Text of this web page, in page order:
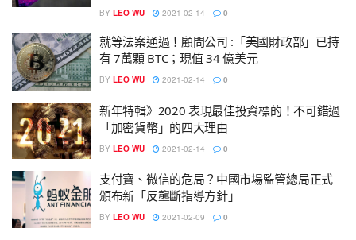
BY LEO WU 2021-02-14 0
就等法案通過！顧問公司 :「美國財政部」已持
有 7萬顆 BTC；現值 34 億美元
BY LEO WU 2021-02-14 0
新年特輯》2020 表現最佳投資標的！不可錯過
「加密貨幣」的四大理由
BY LEO WU 2021-02-14 0
支付寶、微信的危局？中國市場監管總局正式
頒布新「反壟斷指導方針」
BY LEO WU 2021-02-09 0